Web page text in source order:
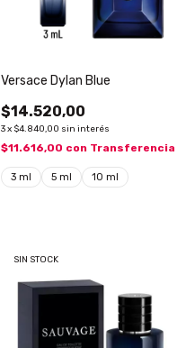
Versace Dylan Blue
$14.520,00
3x $4.840,00 sin interés
$11.616,00 con Transferencia
3 ml 5 ml 10 ml
SIN STOCK